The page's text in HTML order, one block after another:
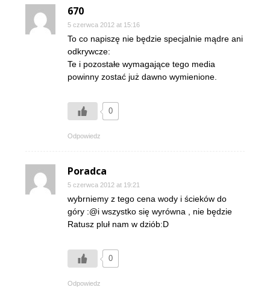
670
5 czerwca 2012 at 15:16
To co napiszę nie będzie specjalnie mądre ani
odkrywcze:
Te i pozostałe wymagające tego media
powinny zostać już dawno wymienione.
0
Odpowiedz
Poradca
5 czerwca 2012 at 19:21
wybrniemy z tego cena wody i ścieków do
góry :@i wszystko się wyrówna , nie będzie
Ratusz pluł nam w dziób:D
0
Odpowiedz